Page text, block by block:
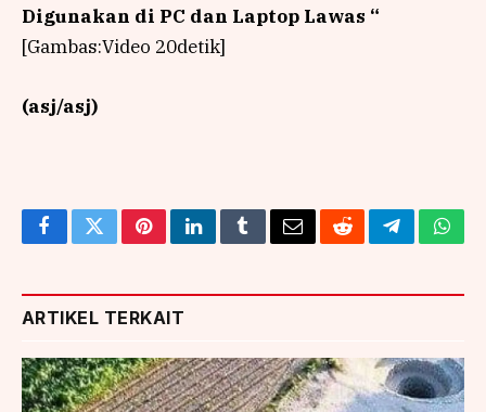
Digunakan di PC dan Laptop Lawas “
[Gambas:Video 20detik]
(asj/asj)
FacebookTwitterPinterestLinkedInTumblrEmailRedditTelegram
ARTIKEL TERKAIT